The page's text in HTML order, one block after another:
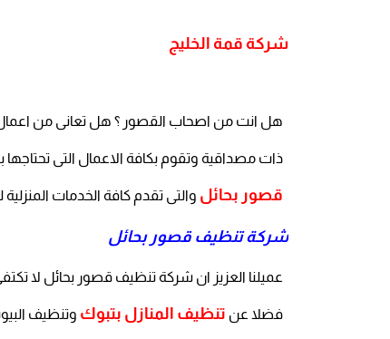
شركة قمة الخليج
هل انت من اصحاب القصور ؟ هل تعانى من
ذات مصداقية وتقوم بكافة الاعمال التى
قصور بحائل والتى تقدم كافة الخدمات
شركة تنظيف قصور بحائل
عميلنا العزيز ان شركة تنظيف قصور بحائل لا
فضلا عن تنظيف المنازل بتبوك وتنظيف